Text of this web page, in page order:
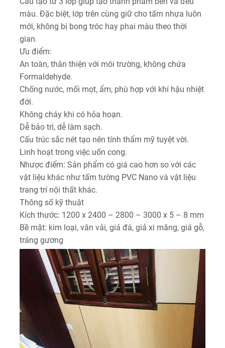
màu. Đặc biệt, lớp trên cùng giữ cho tấm nhựa luôn
mới, không bị bong tróc hay phai màu theo thời
gian.
Ưu điểm:
An toàn, thân thiện với môi trường, không chứa
Formaldehyde.
Chống nước, mối mọt, ẩm, phù hợp với khí hậu nhiệt
đới.
Không cháy khi có hỏa hoạn.
Dễ bảo trì, dễ làm sạch.
Cấu trúc sắc nét tạo nên tính thẩm mỹ tuyệt vời.
Linh hoạt trong việc uốn cong.
Nhược điểm: Sản phẩm có giá cao hơn so với các
vật liệu khác như tấm tường PVC Nano và vật liệu
trang trí nội thất khác.
Thông số kỹ thuật
Kích thước: 1200 x 2400 – 2800 – 3000 x 5 – 8 mm
Bề mặt: kim loại, vân vải, giả đá, giả xi măng, giả gỗ,
tráng gương